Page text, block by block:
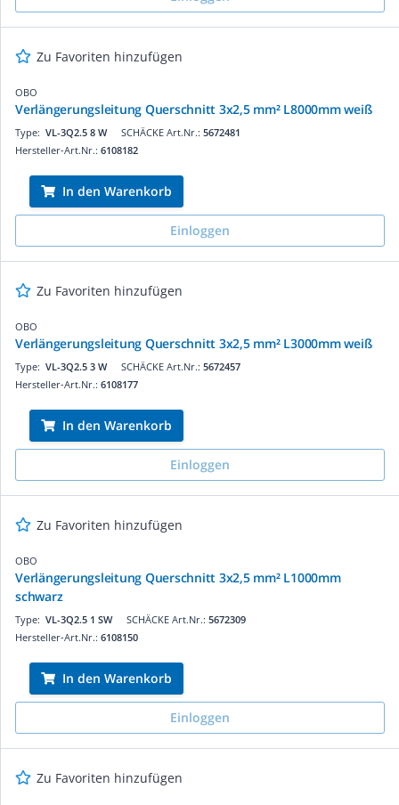
Zu Favoriten hinzufügen
OBO
Verlängerungsleitung Querschnitt 3x2,5 mm² L8000mm weiß
SCHÄCKE Art.Nr.: 5672481
Type: VL-3Q2.5 8 W
Hersteller-Art.Nr.: 6108182
In den Warenkorb
Einloggen
Zu Favoriten hinzufügen
OBO
Verlängerungsleitung Querschnitt 3x2,5 mm² L3000mm weiß
SCHÄCKE Art.Nr.: 5672457
Type: VL-3Q2.5 3 W
Hersteller-Art.Nr.: 6108177
In den Warenkorb
Einloggen
Zu Favoriten hinzufügen
OBO
Verlängerungsleitung Querschnitt 3x2,5 mm² L1000mm
schwarz
SCHÄCKE Art.Nr.: 5672309
Type: VL-3Q2.5 1 SW
Hersteller-Art.Nr.: 6108150
In den Warenkorb
Einloggen
Zu Favoriten hinzufügen